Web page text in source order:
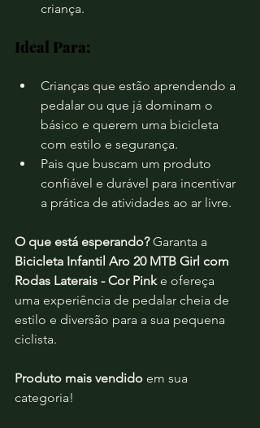
criança.
Ideal Para:
Crianças que estão aprendendo a
pedalar ou que já dominam o
básico e querem uma bicicleta
com estilo e segurança.
Pais que buscam um produto
confiável e durável para incentivar
a prática de atividades ao ar livre.
O que está esperando? Garanta a
Bicicleta Infantil Aro 20 MTB Girl com
Rodas Laterais - Cor Pink e ofereça
uma experiência de pedalar cheia de
estilo e diversão para a sua pequena
ciclista.
Produto mais vendido em sua
categoria!